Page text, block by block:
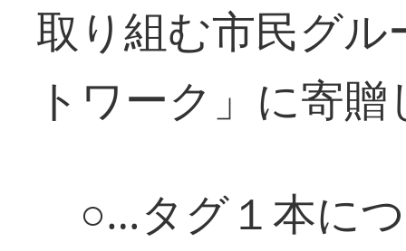
取り組む市民グ
トワーク」に寄
○…タグ１本に